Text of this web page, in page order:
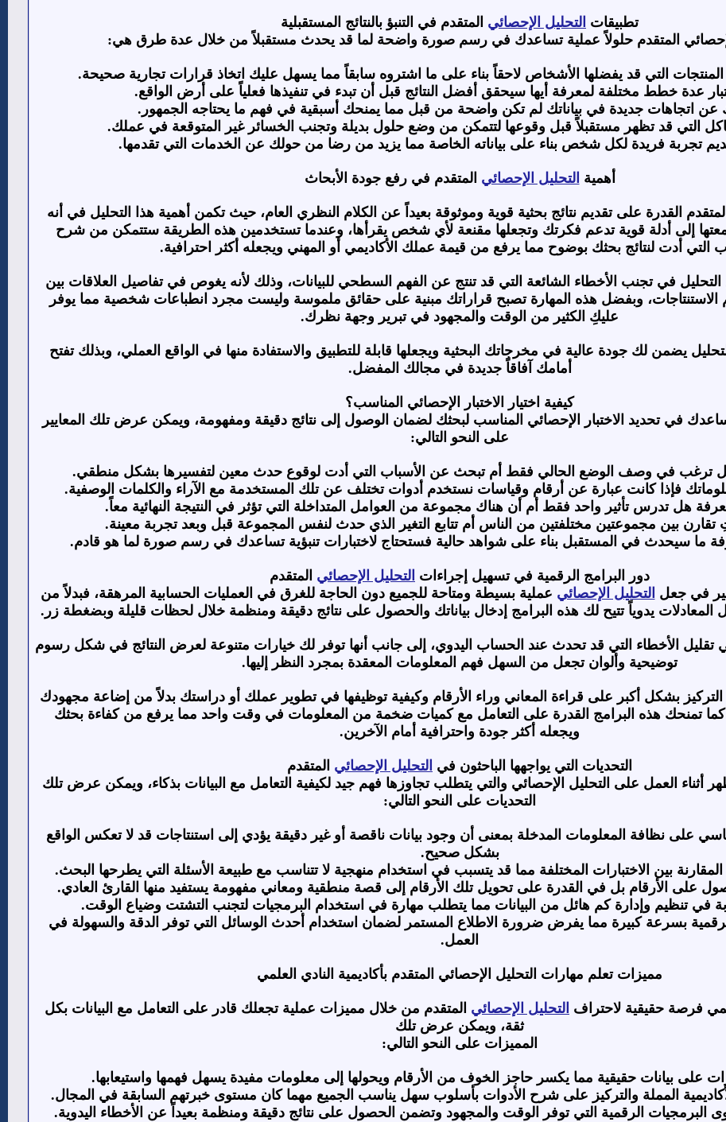
تطبيقات التحليل الإحصائي المتقدم في التنبؤ بالنتائج المستقبلية
المتقدم حلولاً عملية تساعدك في رسم صورة واضحة لما قد يحدث مستقبلاً من خلال عدة طرق هي:
التي قد يفضلها الأشخاص لاحقاً بناء على ما اشتروه سابقاً مما يسهل عليك اتخاذ قرارات تجارية صحيحة.
عدة خطط مختلفة لمعرفة أيها سيحقق أفضل النتائج قبل أن تبدء في تنفيذها فعلياً على أرض الواقع.
اتجاهات جديدة في بياناتك لم تكن واضحة من قبل مما يمنحك أسبقية في فهم ما يحتاجه الجمهور.
التي قد تظهر مستقبلاً قبل وقوعها لتتمكن من وضع حلول بديلة وتجنب الخسائر غير المتوقعة في عملك.
تجربة فريدة لكل شخص بناء على بياناته الخاصة مما يزيد من رضا من حولك عن الخدمات التي تقدمها.
أهمية التحليل الإحصائي المتقدم في رفع جودة الأبحاث
القدرة على تقديم نتائج بحثية قوية وموثوقة بعيداً عن الكلام النظري العام، حيث تكمن أهمية هذا التحليل في أنه
إلى أدلة قوية تدعم فكرتك وتجعلها مقنعة لأي شخص يقرأها، وعندما تستخدمين هذه الطريقة ستتمكن من شرح
التي أدت لنتائج بحثك بوضوح مما يرفع من قيمة عملك الأكاديمي أو المهني ويجعله أكثر احترافية.
في تجنب الأخطاء الشائعة التي قد تنتج عن الفهم السطحي للبيانات، وذلك لأنه يغوص في تفاصيل العلاقات بين
الاستنتاجات، وبفضل هذه المهارة تصبح قراراتك مبنية على حقائق ملموسة وليست مجرد انطباعات شخصية مما يوفر
عليكِ الكثير من الوقت والمجهود في تبرير وجهة نظرك.
التحليل يضمن لك جودة عالية في مخرجاتك البحثية ويجعلها قابلة للتطبيق والاستفادة منها في الواقع العملي، وبذلك تفتح
أمامك آفاقاً جديدة في مجالك المفضل.
كيفية اختيار الاختبار الإحصائي المناسب؟
في تحديد الاختبار الإحصائي المناسب لبحثك لضمان الوصول إلى نتائج دقيقة ومفهومة، ويمكن عرض تلك المعايير
على النحو التالي:
ترغب في وصف الوضع الحالي فقط أم تبحث عن الأسباب التي أدت لوقوع حدث معين لتفسيرها بشكل منطقي.
فإذا كانت عبارة عن أرقام وقياسات نستخدم أدوات تختلف عن تلك المستخدمة مع الآراء والكلمات الوصفية.
هل تدرس تأثير واحد فقط أم أن هناك مجموعة من العوامل المتداخلة التي تؤثر في النتيجة النهائية معاً.
تقارن بين مجموعتين مختلفتين من الناس أم تتابع التغير الذي حدث لنفس المجموعة قبل وبعد تجربة معينة.
ما سيحدث في المستقبل بناء على شواهد حالية فستحتاج لاختبارات تنبؤية تساعدك في رسم صورة لما هو قادم.
دور البرامج الرقمية في تسهيل إجراءات التحليل الإحصائي المتقدم
في جعل التحليل الإحصائي عملية بسيطة ومتاحة للجميع دون الحاجة للغرق في العمليات الحسابية المرهقة، فبدلاً من
يدوياً تتيح لك هذه البرامج إدخال بياناتك والحصول على نتائج دقيقة ومنظمة خلال لحظات قليلة وبضغطة زر.
تقليل الأخطاء التي قد تحدث عند الحساب اليدوي، إلى جانب أنها توفر لك خيارات متنوعة لعرض النتائج في شكل رسوم
توضيحية وألوان تجعل من السهل فهم المعلومات المعقدة بمجرد النظر إليها.
بشكل أكبر على قراءة المعاني وراء الأرقام وكيفية توظيفها في تطوير عملك أو دراستك بدلاً من إضاعة مجهودك
تمنحك هذه البرامج القدرة على التعامل مع كميات ضخمة من المعلومات في وقت واحد مما يرفع من كفاءة بحثك
ويجعله أكثر جودة واحترافية أمام الآخرين.
التحديات التي يواجهها الباحثون في التحليل الإحصائي المتقدم
أثناء العمل على التحليل الإحصائي والتي يتطلب تجاوزها فهم جيد لكيفية التعامل مع البيانات بذكاء، ويمكن عرض تلك
التحديات على النحو التالي:
على نظافة المعلومات المدخلة بمعنى أن وجود بيانات ناقصة أو غير دقيقة يؤدي إلى استنتاجات قد لا تعكس الواقع
بشكل صحيح.
بين الاختبارات المختلفة مما قد يتسبب في استخدام منهجية لا تتناسب مع طبيعة الأسئلة التي يطرحها البحث.
على الأرقام بل في القدرة على تحويل تلك الأرقام إلى قصة منطقية ومعاني مفهومة يستفيد منها القارئ العادي.
في تنظيم وإدارة كم هائل من البيانات مما يتطلب مهارة في استخدام البرمجيات لتجنب التشتت وضياع الوقت.
بسرعة كبيرة مما يفرض ضرورة الاطلاع المستمر لضمان استخدام أحدث الوسائل التي توفر الدقة والسهولة في
العمل.
مميزات تعلم مهارات التحليل الإحصائي المتقدم بأكاديمية النادي العلمي
فرصة حقيقية لاحتراف التحليل الإحصائي المتقدم من خلال مميزات عملية تجعلك قادر على التعامل مع البيانات بكل
ثقة، ويمكن عرض تلك
المميزات على النحو التالي:
على بيانات حقيقية مما يكسر حاجز الخوف من الأرقام ويحولها إلى معلومات مفيدة يسهل فهمها واستيعابها.
الأكاديمية المملة والتركيز على شرح الأدوات بأسلوب سهل يناسب الجميع مهما كان مستوى خبرتهم السابقة في المجال.
البرمجيات الرقمية التي توفر الوقت والمجهود وتضمن الحصول على نتائج دقيقة ومنظمة بعيداً عن الأخطاء اليدوية.